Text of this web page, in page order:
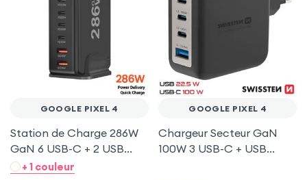
GOOGLE PIXEL 4
Station de Charge 286W
GaN 6 USB-C + 2 USB
Noir pour Google Pixel 4
+ 1 couleur
GOOGLE PIXEL 4
Chargeur Secteur GaN
100W 3 USB-C + USB